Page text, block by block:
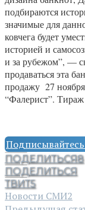
подбираются
значимые для
ковчега будет
историей и
и за рубежом”, —
продаваться эта
продажу 27
“Фалерист”.
ПОДЕЛИТЬСЯ8
ПОДЕЛИТЬСЯ
ТВИТ5
Новости СМИ2